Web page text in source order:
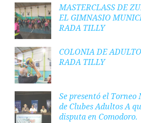
MASTERCLASS DE
EL GIMNASIO
RADA TILLY
COLONIA DE
RADA TILLY
Se presentó el Torneo
de Clubes Adultos A
disputa en Comodoro.